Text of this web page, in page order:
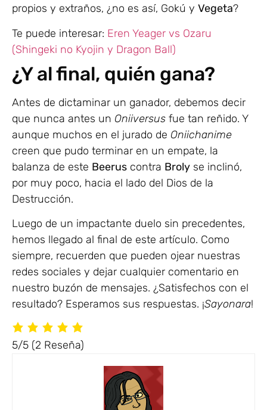
propios y extraños, ¿no es así, Gokú y Vegeta?
Te puede interesar: Eren Yeager vs Ozaru
(Shingeki no Kyojin y Dragon Ball)
¿Y al final, quién gana?
Antes de dictaminar un ganador, debemos decir
que nunca antes un Oniiversus fue tan reñido. Y
aunque muchos en el jurado de Oniichanime
creen que pudo terminar en un empate, la
balanza de este Beerus contra Broly se inclinó,
por muy poco, hacia el lado del Dios de la
Destrucción.
Luego de un impactante duelo sin precedentes,
hemos llegado al final de este artículo. Como
siempre, recuerden que pueden ojear nuestras
redes sociales y dejar cualquier comentario en
nuestro buzón de mensajes. ¿Satisfechos con el
resultado? Esperamos sus respuestas. ¡Sayonara!
5/5 (2 Reseña)